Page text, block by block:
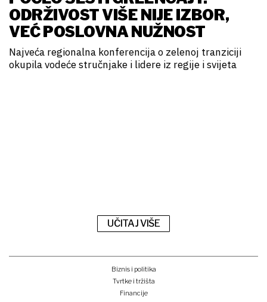
ODRŽIVOST VIŠE NIJE IZBOR,
VEĆ POSLOVNA NUŽNOST
Najveća regionalna konferencija o zelenoj tranziciji
okupila vodeće stručnjake i lidere iz regije i svijeta
UČITAJ VIŠE
Biznis i politika
Tvrtke i tržišta
Financije